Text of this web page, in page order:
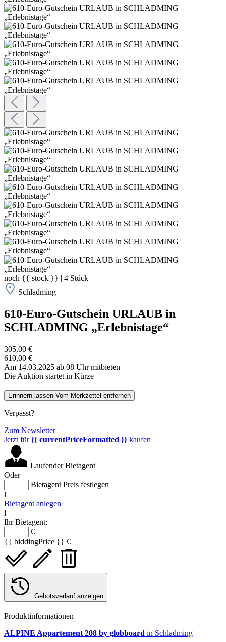
noch {{ stock }} | 4 Stück
Schladming
610-Euro-Gutschein URLAUB in
SCHLADMING „Erlebnistage“
305,00 €
610,00 €
Am 14.03.2025 ab 08 Uhr mitbieten
Die Auktion startet in Kürze
Erinnern lassen Vom Merkzettel entfernen
Verpasst?
Zum Newsletter
Jetzt für{{ currentPriceFormatted }} kaufen
Laufender Bietagent
Oder
Bietagent Preis festlegen
€
Bietagent anlegen
i
Ihr Bietagent:
€
{{ biddingPrice }} €
Gebotsverlauf anzeigen
Produktinformationen
ALPINE Appartement 208 by globboard in Schladming